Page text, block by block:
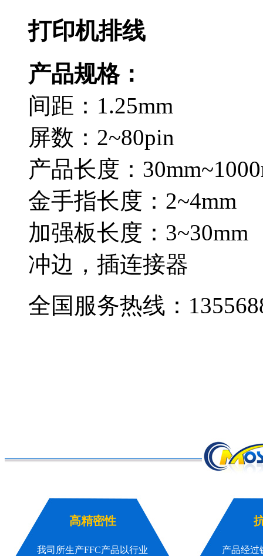
打印机排线
产品规格：
间距：1.25mm
屏数：2~80pin
产品长度：
金手指长度：2~4mm
加强板长度：3~30mm
冲边，插连接器
全国服务热线：
高精密性
我司所生产FFC产品以行业
产品经过